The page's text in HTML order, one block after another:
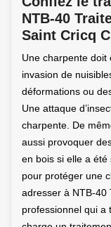
NTB-40
Saint Cricq
Une charpente
invasion de
déformations ou
Une attaque
charpente. De
aussi provoquer
en bois si elle a été
pour protéger une
adresser à NTB-40
professionnel qui a